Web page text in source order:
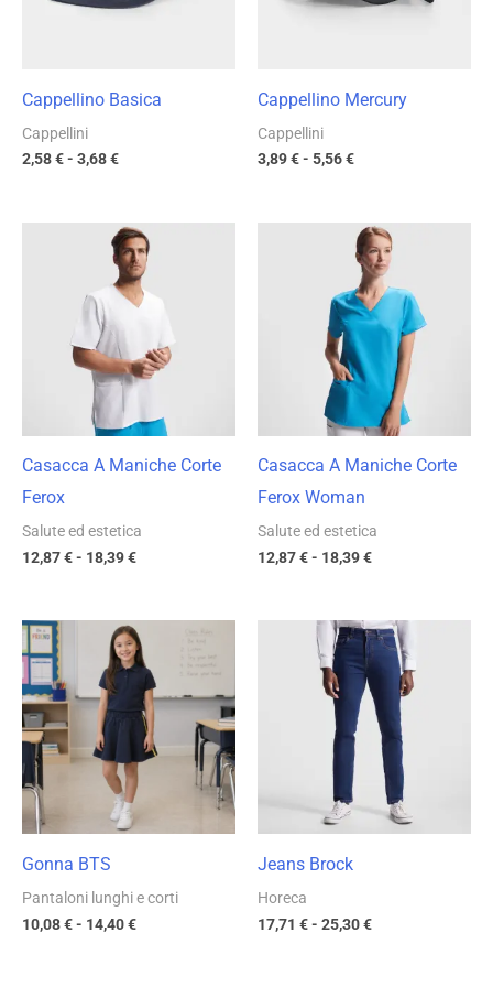
Cappellino Basica
Cappellini
2,58€- 3,68€
Cappellino Mercury
Cappellini
3,89€- 5,56€
Casacca A Maniche Corte
Ferox
Salute ed estetica
12,87€- 18,39€
Fascia
di
prezzo:
da
12,87 €
18,39 €
Casacca A Maniche Corte
Ferox Woman
Salute ed estetica
12,87€- 18,39€
Fascia
di
prezzo:
da
12,87 €
a
18,39 €
Gonna BTS
Pantaloni lunghi e corti
10,08€- 14,40€
Fascia
di
prezzo:
da
10,08 €
a
14,40 €
Jeans Brock
Horeca
17,71 €- 25,30€
Fascia
di
prezzo:
da
17,71 €
a
25,30 €